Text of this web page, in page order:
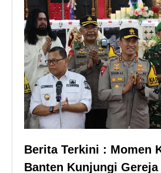
Berita Terkini : Momen
Banten Kunjungi Gereja